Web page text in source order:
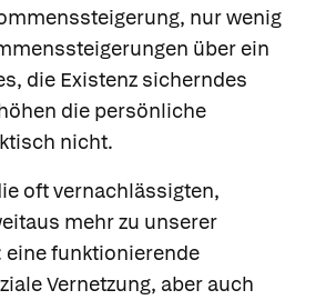
nur wenig
über ein
die Existenz sicherndes
die persönliche
nicht.
oft vernachlässigten,
mehr zu unserer
eine funktionierende
Vernetzung, aber auch